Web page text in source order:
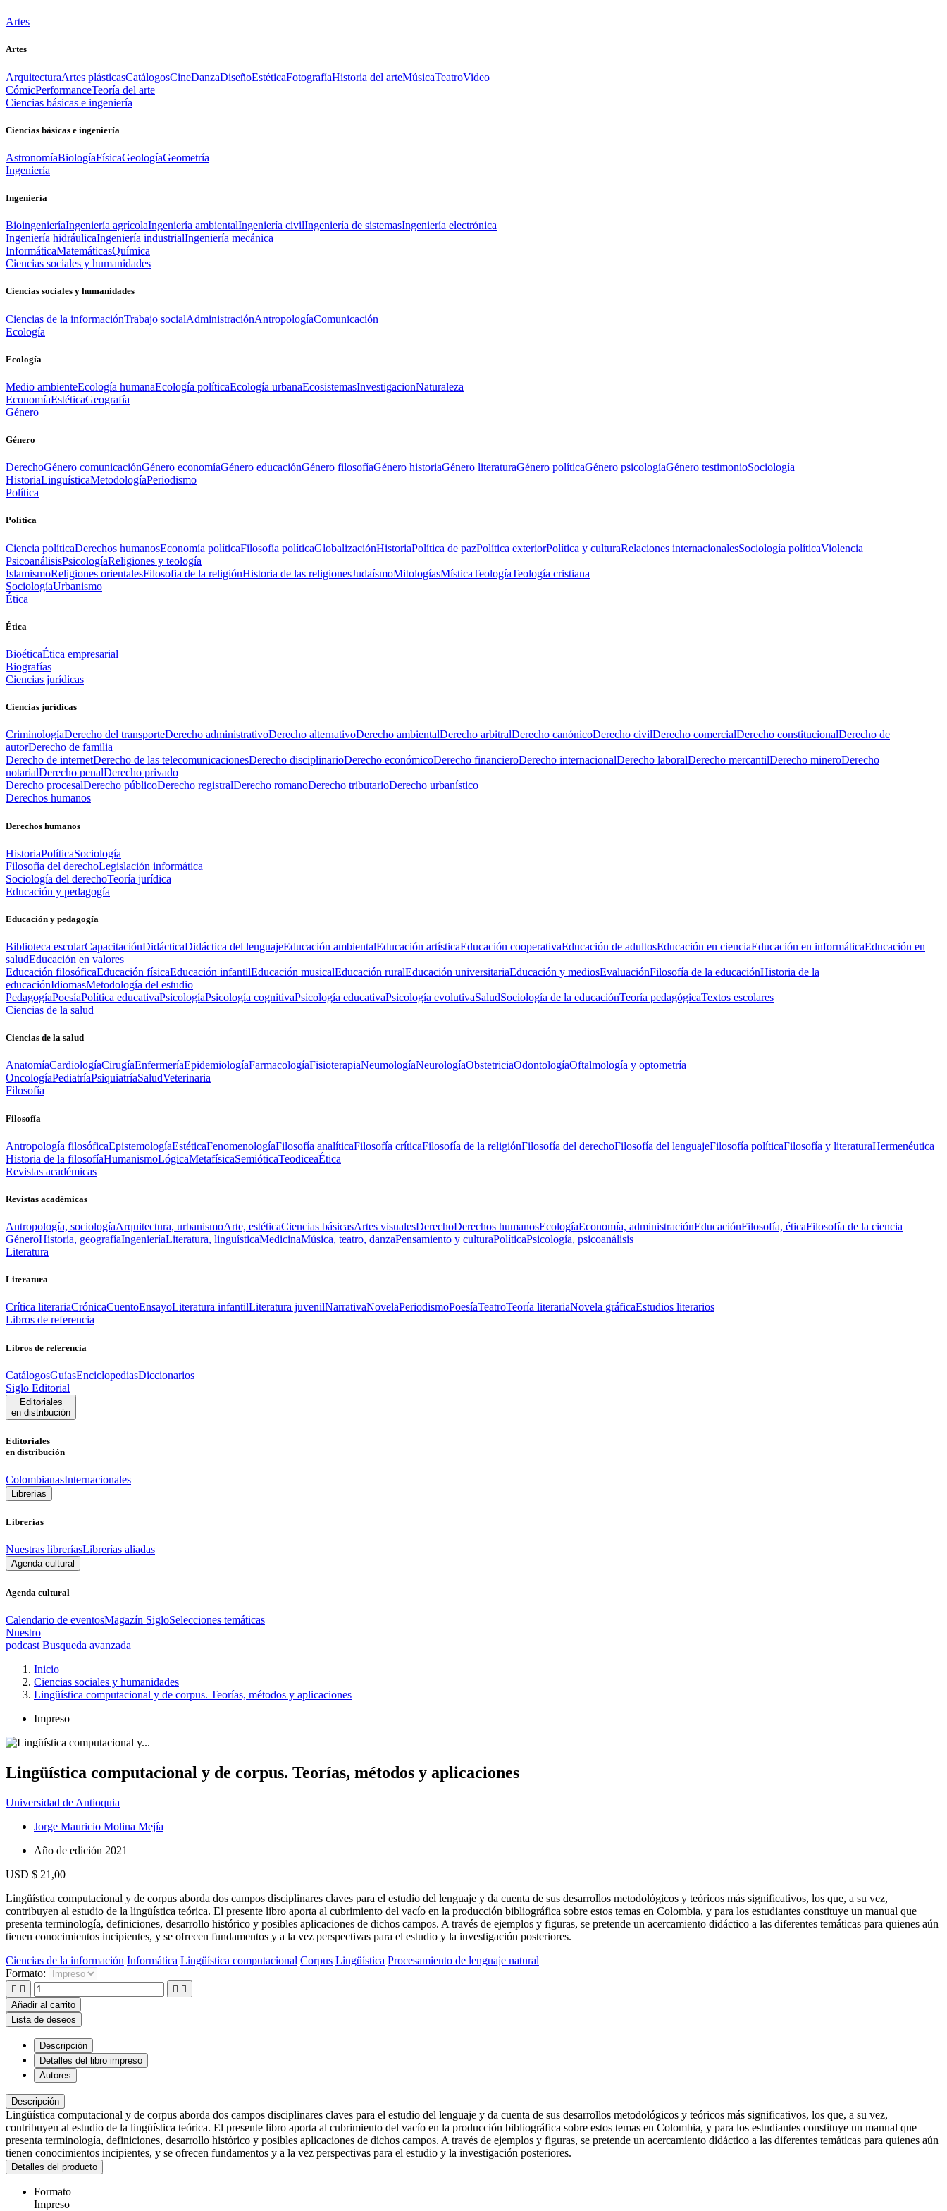
Artes
Artes
ArquitecturaArtes plásticasCatálogosCineDanzaDiseñoEstéticaFotografíaHistoria del arteMúsicaTeatroVideo
CómicPerformanceTeoría del arte
Ciencias básicas e ingeniería
Ciencias básicas e ingeniería
AstronomíaBiologíaFísicaGeologíaGeometría
Ingeniería
Ingeniería
BioingenieríaIngeniería agrícolaIngeniería ambientalIngeniería civilIngeniería de sistemasIngeniería electrónica
Ingeniería hidráulicaIngeniería industrialIngeniería mecánica
InformáticaMatemáticasQuímica
Ciencias sociales y humanidades
Ciencias sociales y humanidades
Ciencias de la informaciónTrabajo socialAdministraciónAntropologíaComunicación
Ecología
Ecología
Medio ambienteEcología humanaEcología políticaEcología urbanaEcosistemasInvestigacionNaturaleza
EconomíaEstéticaGeografía
Género
Género
DerechoGénero comunicaciónGénero economíaGénero educaciónGénero filosofíaGénero historiaGénero literaturaGénero políticaGénero psicologíaGénero testimonioSociología
HistoriaLinguísticaMetodologíaPeriodismo
Política
Política
Ciencia políticaDerechos humanosEconomía políticaFilosofía políticaGlobalizaciónHistoriaPolítica de pazPolítica exteriorPolítica y culturaRelaciones internacionalesSociología políticaViolencia
PsicoanálisisPsicologíaReligiones y teología
IslamismoReligiones orientalesFilosofia de la religiónHistoria de las religionesJudaísmoMitologíasMísticaTeologíaTeología cristiana
SociologíaUrbanismo
Ética
Ética
BioéticaÉtica empresarial
Biografías
Ciencias jurídicas
Ciencias jurídicas
CriminologíaDerecho del transporteDerecho administrativoDerecho alternativoDerecho ambientalDerecho arbitralDerecho canónicoDerecho civilDerecho comercialDerecho constitucionalDerecho de
autorDerecho de familia
Derecho de internetDerecho de las telecomunicacionesDerecho disciplinarioDerecho económicoDerecho financieroDerecho internacionalDerecho laboralDerecho mercantilDerecho mineroDerecho
notarialDerecho penalDerecho privado
Derecho procesalDerecho públicoDerecho registralDerecho romanoDerecho tributarioDerecho urbanístico
Derechos humanos
Derechos humanos
HistoriaPolíticaSociología
Filosofía del derechoLegislación informática
Sociología del derechoTeoría jurídica
Educación y pedagogía
Educación y pedagogía
Biblioteca escolarCapacitaciónDidácticaDidáctica del lenguajeEducación ambientalEducación artísticaEducación cooperativaEducación de adultosEducación en cienciaEducación en informáticaEducación en
saludEducación en valores
Educación filosóficaEducación físicaEducación infantilEducación musicalEducación ruralEducación universitariaEducación y mediosEvaluaciónFilosofía de la educaciónHistoria de la
educaciónIdiomasMetodología del estudio
PedagogíaPoesíaPolítica educativaPsicologíaPsicología cognitivaPsicología educativaPsicología evolutivaSaludSociología de la educaciónTeoría pedagógicaTextos escolares
Ciencias de la salud
Ciencias de la salud
AnatomíaCardiologíaCirugíaEnfermeríaEpidemiologíaFarmacologíaFisioterapiaNeumologíaNeurologíaObstetriciaOdontologíaOftalmología y optometría
OncologíaPediatríaPsiquiatríaSaludVeterinaria
Filosofía
Filosofía
Antropología filosóficaEpistemologíaEstéticaFenomenologíaFilosofía analíticaFilosofía críticaFilosofía de la religiónFilosofía del derechoFilosofía del lenguajeFilosofía políticaFilosofía y literaturaHermenéutica
Historia de la filosofíaHumanismoLógicaMetafísicaSemióticaTeodiceaÉtica
Revistas académicas
Revistas académicas
Antropología, sociologíaArquitectura, urbanismoArte, estéticaCiencias básicasArtes visualesDerechoDerechos humanosEcologíaEconomía, administraciónEducaciónFilosofía, éticaFilosofía de la ciencia
GéneroHistoria, geografíaIngenieríaLiteratura, linguísticaMedicinaMúsica, teatro, danzaPensamiento y culturaPolíticaPsicología, psicoanálisis
Literatura
Literatura
Crítica literariaCrónicaCuentoEnsayoLiteratura infantilLiteratura juvenilNarrativaNovelaPeriodismoPoesíaTeatroTeoría literariaNovela gráficaEstudios literarios
Libros de referencia
Libros de referencia
CatálogosGuíasEnciclopediasDiccionarios
Siglo Editorial
Editoriales
en distribución
Editoriales
en distribución
ColombianasInternacionales
Librerías
Librerías
Nuestras libreríasLibrerías aliadas
Agenda cultural
Agenda cultural
Calendario de eventosMagazín SigloSelecciones temáticas
Nuestro
podcast Busqueda avanzada
Inicio
Ciencias sociales y humanidades
Lingüística computacional y de corpus. Teorías, métodos y aplicaciones
Impreso
Lingüística computacional y de corpus. Teorías, métodos y aplicaciones
Universidad de Antioquia
Jorge Mauricio Molina Mejía
Año de edición 2021
USD $ 21,00
Lingüística computacional y de corpus aborda dos campos disciplinares claves para el estudio del lenguaje y da cuenta de sus desarrollos metodológicos y teóricos más significativos, los que, a su vez,
contribuyen al estudio de la lingüística teórica. El presente libro aporta al cubrimiento del vacío en la producción bibliográfica sobre estos temas en Colombia, y para los estudiantes constituye un manual que
presenta terminología, definiciones, desarrollo histórico y posibles aplicaciones de dichos campos. A través de ejemplos y figuras, se pretende un acercamiento didáctico a las diferentes temáticas para quienes aún
tienen conocimientos incipientes, y se ofrecen fundamentos y a la vez perspectivas para el estudio y la investigación posteriores.
Ciencias de la información Informática Lingüística computacional Corpus Lingüística Procesamiento de lenguaje natural
Formato:
   
Añadir al carrito
Lista de deseos
Descripción
Detalles del libro impreso
Autores
Descripción
Lingüística computacional y de corpus aborda dos campos disciplinares claves para el estudio del lenguaje y da cuenta de sus desarrollos metodológicos y teóricos más significativos, los que, a su vez,
contribuyen al estudio de la lingüística teórica. El presente libro aporta al cubrimiento del vacío en la producción bibliográfica sobre estos temas en Colombia, y para los estudiantes constituye un manual que
presenta terminología, definiciones, desarrollo histórico y posibles aplicaciones de dichos campos. A través de ejemplos y figuras, se pretende un acercamiento didáctico a las diferentes temáticas para quienes aún
tienen conocimientos incipientes, y se ofrecen fundamentos y a la vez perspectivas para el estudio y la investigación posteriores.
Detalles del producto
Formato
Impreso